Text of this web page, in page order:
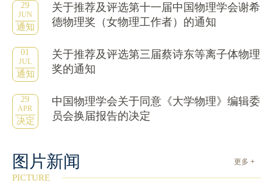
29
JUN
通知
关于推荐及评选第十一届中国物理学会谢希
德物理奖（女物理工作者）的通知
01
JUL
通知
关于推荐及评选第三届蔡诗东等离子体物理
奖的通知
29
APR
决定
中国物理学会关于同意《大学物理》编辑委
员会换届报告的决定
更多 +
图片新闻
PICTURE